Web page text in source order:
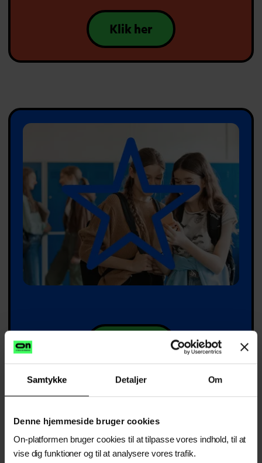
Samtykke Detaljer Om
Denne hjemmeside bruger cookies
On-platformen bruger cookies til at tilpasse vores indhold, til at
vise dig funktioner og til at analysere vores trafik.
Klik her